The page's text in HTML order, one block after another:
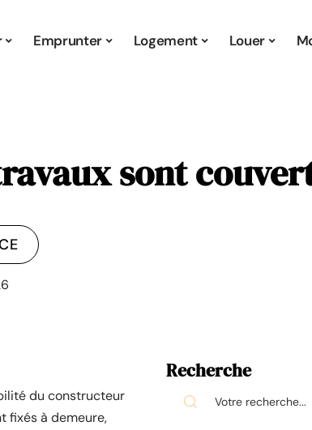
Emprunter Logement Louer
sont
du constructeur
fixés à demeure,
Recherche